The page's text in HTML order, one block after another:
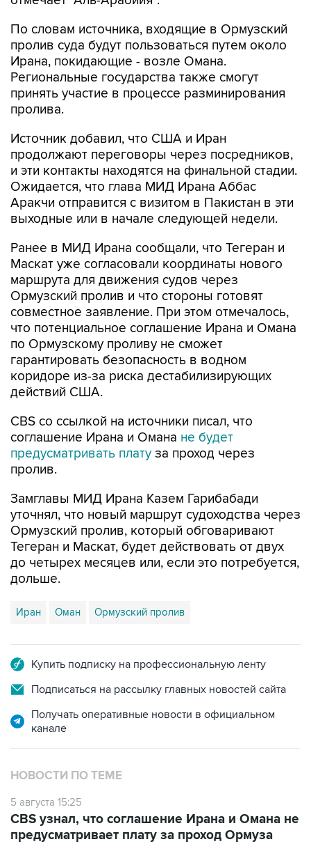
По словам источника, входящие в Ормузский
пролив суда будут пользоваться путем около
Ирана, покидающие - возле Омана.
Региональные государства также смогут
принять участие в процессе разминирования
пролива.
Источник добавил, что США и Иран
продолжают переговоры через посредников,
и эти контакты находятся на финальной стадии.
Ожидается, что глава МИД Ирана Аббас
Аракчи отправится с визитом в Пакистан в эти
выходные или в начале следующей недели.
Ранее в МИД Ирана сообщали, что Тегеран и
Маскат уже согласовали координаты нового
маршрута для движения судов через
Ормузский пролив и что стороны готовят
совместное заявление. При этом отмечалось,
что потенциальное соглашение Ирана и Омана
по Ормузскому проливу не сможет
гарантировать безопасность в водном
коридоре из-за риска дестабилизирующих
действий США.
CBS со ссылкой на источники писал, что
соглашение Ирана и Омана не будет
предусматривать плату за проход через
пролив.
Замглавы МИД Ирана Казем Гарибабади
уточнял, что новый маршрут судоходства через
Ормузский пролив, который обговаривают
Тегеран и Маскат, будет действовать от двух
до четырех месяцев или, если это потребуется,
дольше.
Иран Оман Ормузский пролив
Купить подписку на профессиональную ленту
Подписаться на рассылку главных новостей сайта
Получать оперативные новости в официальном
канале
НОВОСТИ ПО ТЕМЕ
5 августа 15:25
CBS узнал, что соглашение Ирана и Омана не
предусматривает плату за проход Ормуза